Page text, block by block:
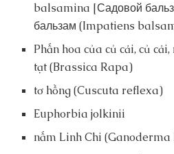
balsamina [Садовой
бальзам (Impatiens
Phấn hoa của củ cải, củ
tạt (Brassica Rapa)
tơ hồng (Cuscuta reflexa)
Euphorbia jolkinii
nấm Linh Chi